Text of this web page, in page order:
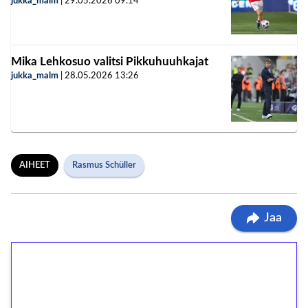
Mika Lehkosuo valitsi Pikkuhuuhkajat
jukka_malm 28.05.2026 13:26
AIHEET Rasmus Schüller
Jaa